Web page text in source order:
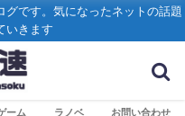
グです。気になったネットの話題
いきます
ーム ラノベ お問い合わせ